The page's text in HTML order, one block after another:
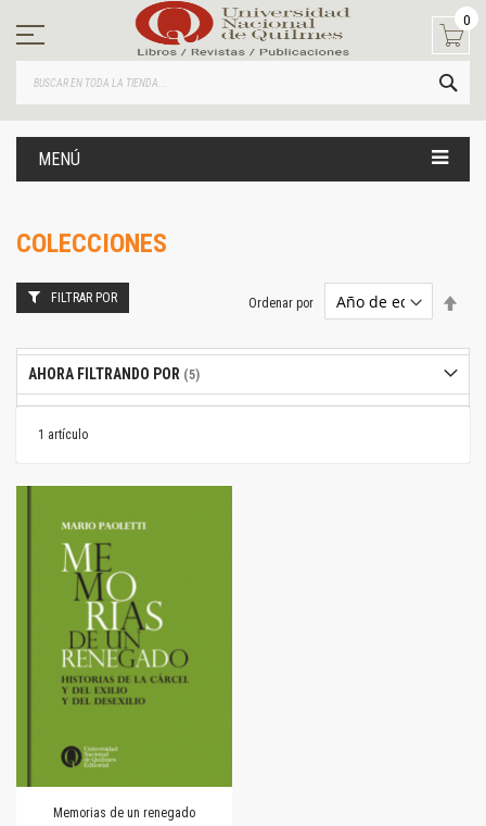
contenido
0
MENÚ
COLECCIONES
1 artículo
Ordenar por
Memorias de un renegado
FILTRAR POR
AHORA FILTRANDO POR